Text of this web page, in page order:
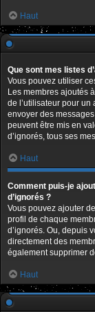
Haut
Que sont mes listes
Vous pouvez utiliser
Les membres ajoutés
de l’utilisateur pour
envoyer des
peuvent être mis en
d’ignorés, tous ses
Haut
Comment puis-je
d’ignorés ?
Vous pouvez ajouter
profil de chaque
d’ignorés. Ou, depuis
directement des
également supprimer
Haut